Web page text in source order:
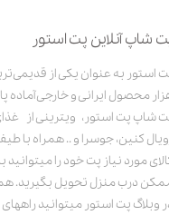
شاپ آنلاین پت استور
محصول ایرانی و خارجی
شاپ پت استور، ویترینی از
کنین، جوسرا و .. همراه با
مورد نیاز پت خود را
درب منزل تحویل بگیرید.
وبلاگ پت استور میتوانید